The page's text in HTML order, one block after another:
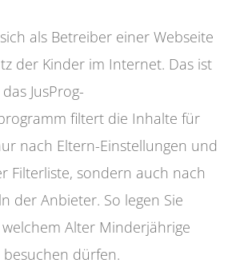
als Betreiber einer Webseite
der Kinder im Internet. Das ist
JusProg-
filtert die Inhalte für
nach Eltern-Einstellungen und
Filterliste, sondern auch nach
der Anbieter. So legen Sie
Alter Minderjährige
dürfen.